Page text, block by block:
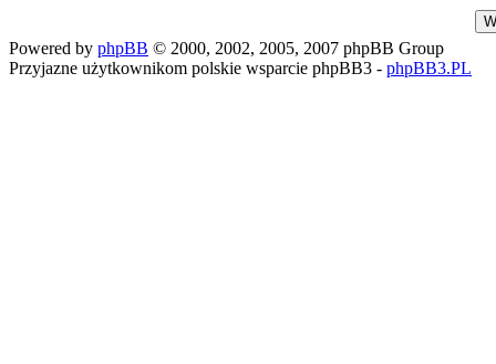
Powered by phpBB © 2000, 2002, 2005, 2007 phpBB Group
Przyjazne użytkownikom polskie wsparcie phpBB3 - phpBB3.PL